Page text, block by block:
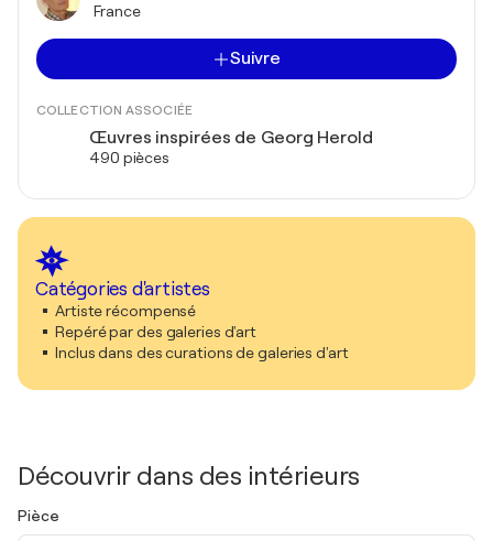
France
Suivre
COLLECTION ASSOCIÉE
Œuvres inspirées de Georg Herold
490 pièces
Catégories d'artistes
Artiste récompensé
Repéré par des galeries d'art
Inclus dans des curations de galeries d'art
Découvrir dans des intérieurs
Pièce